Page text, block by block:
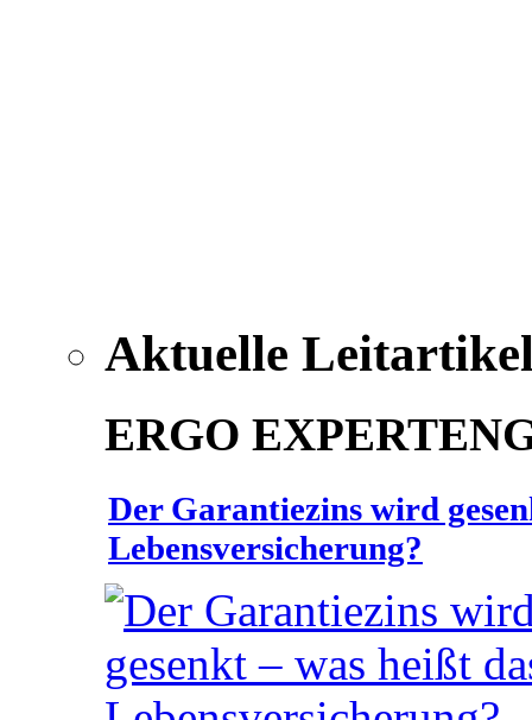
Aktuelle
ERGO
Der Garantiezins wird
Lebensversicherung?